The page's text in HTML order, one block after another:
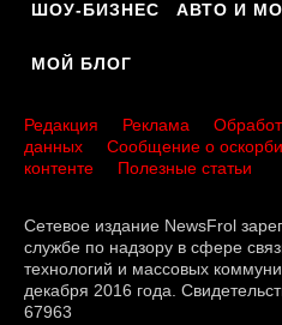
ШОУ-БИЗНЕС АВТО И
МОЙ БЛОГ
Редакция Реклама
данных
Сообщение о
контенте
Полезные статьи
Сетевое издание NewsFrol
службе по надзору в сфере
технологий и массовых
декабря 2016 года.
67963